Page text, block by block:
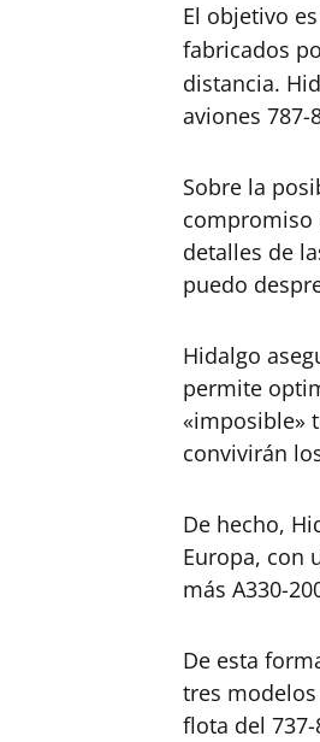
El objetivo
fabricados
distancia.
aviones 787-
Sobre la
compromiso
detalles de
puedo
Hidalgo
permite
«imposible»
convivirán
De hecho,
Europa, con
más A330-
De esta
tres
flota del